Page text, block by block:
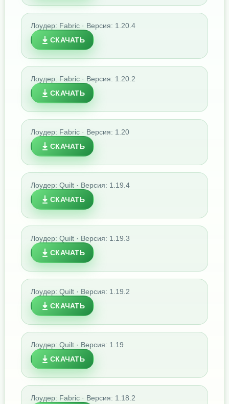
Лоудер: Fabric · Версия: 1.20.4
СКАЧАТЬ
Лоудер: Fabric · Версия: 1.20.2
СКАЧАТЬ
Лоудер: Fabric · Версия: 1.20
СКАЧАТЬ
Лоудер: Quilt · Версия: 1.19.4
СКАЧАТЬ
Лоудер: Quilt · Версия: 1.19.3
СКАЧАТЬ
Лоудер: Quilt · Версия: 1.19.2
СКАЧАТЬ
Лоудер: Quilt · Версия: 1.19
СКАЧАТЬ
Лоудер: Fabric · Версия: 1.18.2